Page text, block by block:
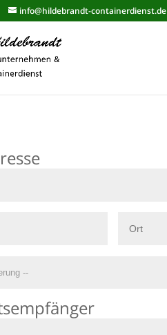
info@hildebrandt-containerdienst.de